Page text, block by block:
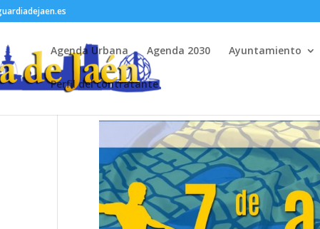
Agenda Urbana Agenda 2030 Ayuntamiento
Perfil del contratante